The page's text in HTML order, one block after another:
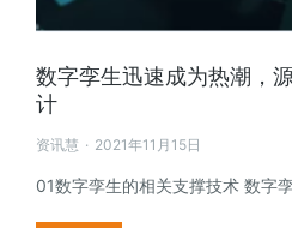
数字孪生迅速成为热潮，
计
资讯慧 2021年11月15日
01数字孪生的相关支撑技术 数字